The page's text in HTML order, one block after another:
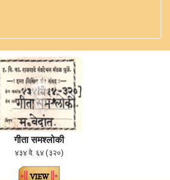
गीता समश्लोकी
४३४ वे. ६४ (३२०)